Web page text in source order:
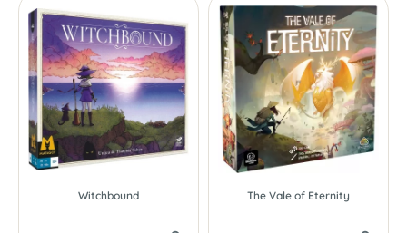
NOUVEAU
Witchbound The Vale of Eternity